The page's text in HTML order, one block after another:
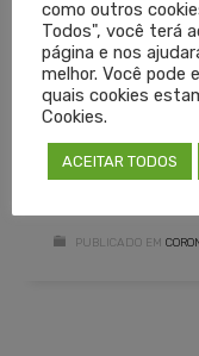
CORONAVÍRUS
TRATAMENTO COVID-
VITAMINA D
PUBLICADO EM
como outros
Todos", você terá
página e nos
melhor. Você pode
quais cookies
Cookies.
ACEITAR TODOS